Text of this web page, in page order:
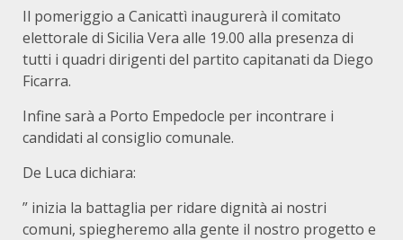
Il pomeriggio a Canicattì inaugurerà il comitato
elettorale di Sicilia Vera alle 19.00 alla presenza di
tutti i quadri dirigenti del partito capitanati da Diego
Ficarra.
Infine sarà a Porto Empedocle per incontrare i
candidati al consiglio comunale.
De Luca dichiara:
” inizia la battaglia per ridare dignità ai nostri
comuni, spiegheremo alla gente il nostro progetto e